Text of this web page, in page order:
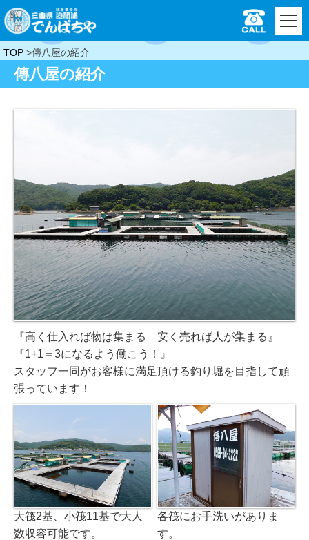
TOP 傳八屋の紹介
傳八屋の紹介
『高く仕入れば物は集まる 安く売れば人が集まる』
『1+1＝3になるよう働こう！』
スタッフ一同がお客様に満足頂ける釣り堀を目指して頑
張っています！
大筏2基、小筏11基で大人
数収容可能です。
各筏にお手洗いがありま
す。